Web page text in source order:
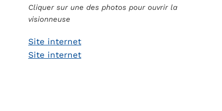
Cliquer sur une des photos pour ouvrir la
visionneuse
Site internet
Site internet